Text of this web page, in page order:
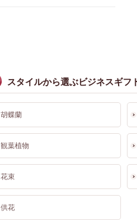
スタイルから選ぶビジネスギフ
胡蝶蘭
観葉植物
花束
供花